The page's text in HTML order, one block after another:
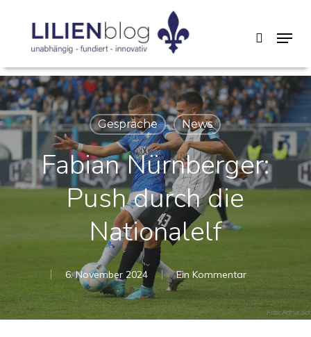
content
search
Menu
Gespräche News
Fabian Nürnberger:
Push durch die
Nationalelf
6. November 2024 Ein Kommentar